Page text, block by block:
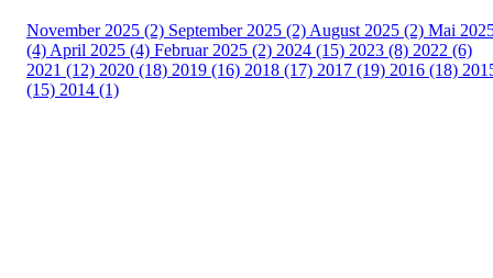
November 2025 (2) September 2025 (2) August 2025 (2) Mai
(4) April 2025 (4) Februar 2025 (2) 2024 (15) 2023 (8) 2022 (6)
2021 (12) 2020 (18) 2019 (16) 2018 (17) 2017 (19) 2016 (18)
(15) 2014 (1)